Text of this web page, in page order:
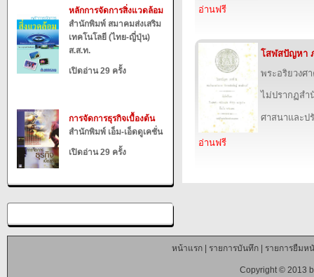
หลักการจัดการสิ่งแวดล้อม
สำนักพิมพ์ สมาคมส่งเสริม
เทคโนโลยี (ไทย-ญี่ปุ่น)
ส.ส.ท.
เปิดอ่าน 29 ครั้ง
การจัดการธุรกิจเบื้องต้น
สำนักพิมพ์ เอ็ม-เอ็ดดูเคชั่น
เปิดอ่าน 29 ครั้ง
อ่านฟรี
โสฬสปัญหา
พระอริยวงศ
ไม่ปรากฏส
ศาสนาและป
อ่านฟรี
หน้าแรก| รายการบันทึก| รายการยืมห
Copyright © 2013